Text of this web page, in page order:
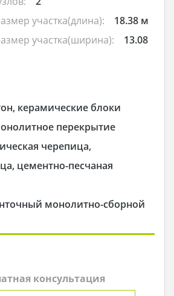
участка(длина):
18.38 м
участка(ширина):
13.08
керамические блоки
перекрытие
черепица,
цементно-песчаная
монолитно-сборной
консультация